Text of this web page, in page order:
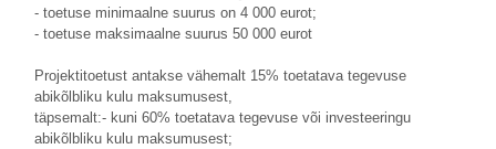
- toetuse minimaalne suurus on 4 000 eurot;
- toetuse maksimaalne suurus 50 000 eurot
Projektitoetust antakse vähemalt 15% toetatava tegevuse
abikõlbliku kulu maksumusest,
täpsemalt:- kuni 60% toetatava tegevuse või investeeringu
abikõlbliku kulu maksumusest;